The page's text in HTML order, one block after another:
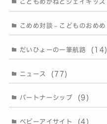
こどもめがねとジェイキッズ
こめめ対談－こどものおめめ
だいひょーの一筆航路 (14)
ニュース (77)
パートナーシップ (9)
ベビーアイサイト (4)